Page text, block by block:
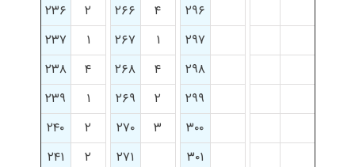
۲۹۶
۴ ۲۶۶ ۲
۲۳۶
۲۹۷
۱ ۲۶۷ ۱
۲۳۷
۲۹۸
۴ ۲۶۸ ۴
۲۳۸
۲۹۹
۲ ۲۶۹ ۱
۲۳۹
۳۰۰
۳ ۲۷۰ ۲
۲۴۰
۳۰۱
۲۷۱ ۲
۲۴۱